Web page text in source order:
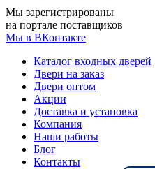
Мы зарегистрированы
на портале поставщиков
Мы в ВКонтакте
Каталог входных дверей
Двери на заказ
Двери оптом
Акции
Доставка и установка
Компания
Наши работы
Блог
Контакты